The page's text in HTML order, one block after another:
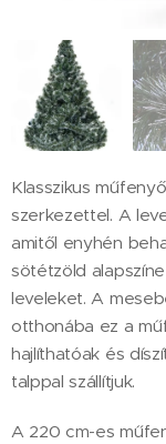
Klasszikus
szerkezettel. A
amitől enyhén
sötétzöld
leveleket. A
otthonába ez a
hajlíthatóak és
talppal szállítjuk.
A 220 cm-es